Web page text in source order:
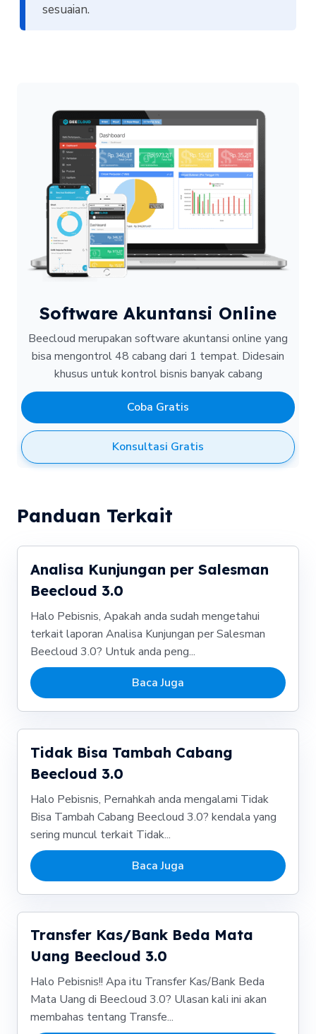
sesuaian.
Software Akuntansi Online
Beecloud merupakan software akuntansi online yang
bisa mengontrol 48 cabang dari 1 tempat. Didesain
khusus untuk kontrol bisnis banyak cabang
Coba Gratis
Konsultasi Gratis
Panduan Terkait
Analisa Kunjungan per Salesman
Beecloud 3.0
Halo Pebisnis, Apakah anda sudah mengetahui
terkait laporan Analisa Kunjungan per Salesman
Beecloud 3.0? Untuk anda peng...
Baca Juga
Tidak Bisa Tambah Cabang
Beecloud 3.0
Halo Pebisnis, Pernahkah anda mengalami Tidak
Bisa Tambah Cabang Beecloud 3.0? kendala yang
sering muncul terkait Tidak...
Baca Juga
Transfer Kas/Bank Beda Mata
Uang Beecloud 3.0
Halo Pebisnis!! Apa itu Transfer Kas/Bank Beda
Mata Uang di Beecloud 3.0? Ulasan kali ini akan
membahas tentang Transfe...